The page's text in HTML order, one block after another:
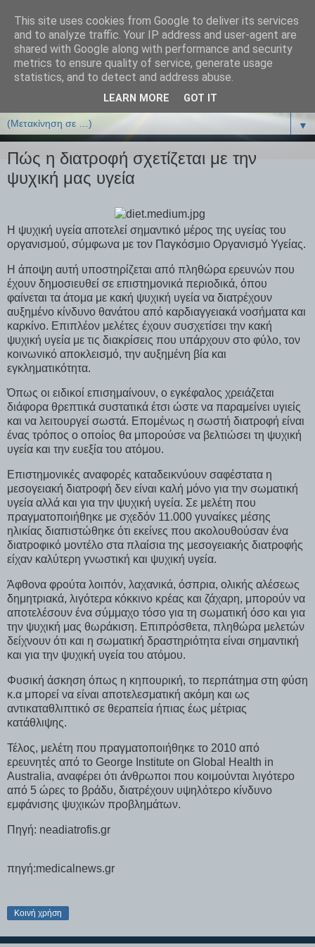
ΒΙΟΛΟΓΙΑonline.gr
Online Μαθήματα Βιολογίας
▼
Πώς η διατροφή σχετίζεται με την
ψυχική μας υγεία
Η ψυχική υγεία αποτελεί σημαντικό μέρος της υγείας του
οργανισμού, σύμφωνα με τον Παγκόσμιο Οργανισμό Υγείας.
Η άποψη αυτή υποστηρίζεται από πληθώρα ερευνών που
έχουν δημοσιευθεί σε επιστημονικά περιοδικά, όπου
φαίνεται τα άτομα με κακή ψυχική υγεία να διατρέχουν
αυξημένο κίνδυνο θανάτου από καρδιαγγειακά νοσήματα και
καρκίνο. Επιπλέον μελέτες έχουν συσχετίσει την κακή
ψυχική υγεία με τις διακρίσεις που υπάρχουν στο φύλο, τον
κοινωνικό αποκλεισμό, την αυξημένη βία και
εγκληματικότητα.
Όπως οι ειδικοί επισημαίνουν, ο εγκέφαλος χρειάζεται
διάφορα θρεπτικά συστατικά έτσι ώστε να παραμείνει υγιείς
και να λειτουργεί σωστά. Επομένως η σωστή διατροφή είναι
ένας τρόπος ο οποίος θα μπορούσε να βελτιώσει τη ψυχική
υγεία και την ευεξία του ατόμου.
Επιστημονικές αναφορές καταδεικνύουν σαφέστατα η
μεσογειακή διατροφή δεν είναι καλή μόνο για την σωματική
υγεία αλλά και για την ψυχική υγεία. Σε μελέτη που
πραγματοποιήθηκε με σχεδόν 11.000 γυναίκες μέσης
ηλικίας διαπιστώθηκε ότι εκείνες που ακολουθούσαν ένα
διατροφικό μοντέλο στα πλαίσια της μεσογειακής διατροφής
είχαν καλύτερη γνωστική και ψυχική υγεία.
Άφθονα φρούτα λοιπόν, λαχανικά, όσπρια, ολικής αλέσεως
δημητριακά, λιγότερα κόκκινο κρέας και ζάχαρη, μπορούν να
αποτελέσουν ένα σύμμαχο τόσο για τη σωματική όσο και για
την ψυχική μας θωράκιση. Επιπρόσθετα, πληθώρα μελετών
δείχνουν ότι και η σωματική δραστηριότητα είναι σημαντική
και για την ψυχική υγεία του ατόμου.
Φυσική άσκηση όπως η κηπουρική, το περπάτημα στη φύση
κ.α μπορεί να είναι αποτελεσματική ακόμη και ως
αντικαταθλιπτικό σε θεραπεία ήπιας έως μέτριας
κατάθλιψης.
Τέλος, μελέτη που πραγματοποιήθηκε το 2010 από
ερευνητές από το George Institute on Global Health in
Australia, αναφέρει ότι άνθρωποι που κοιμούνται λιγότερο
από 5 ώρες το βράδυ, διατρέχουν υψηλότερο κίνδυνο
εμφάνισης ψυχικών προβλημάτων.
Πηγή: neadiatrofis.gr
πηγή:medicalnews.gr
Κοινή χρήση
This site uses cookies from Google to deliver its services
and to analyze traffic. Your IP address and user-agent are
shared with Google along with performance and security
metrics to ensure quality of service, generate usage
statistics, and to detect and address abuse.
LEARN MORE GOT IT